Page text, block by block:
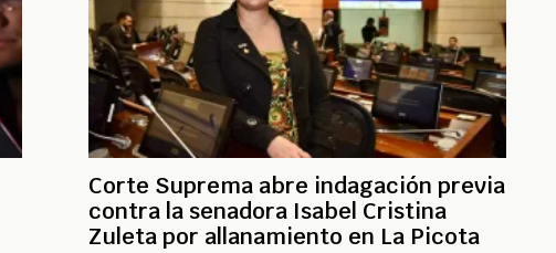
Corte Suprema abre indagación previa
contra la senadora Isabel Cristina
Zuleta por allanamiento en La Picota